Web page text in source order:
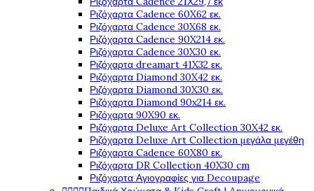
Ριζόχαρτα Cadence 60X62 εκ.
Ριζόχαρτα Cadence 30X68 εκ.
Ριζόχαρτα Cadence 90X214 εκ.
Ριζόχαρτα Cadence 30X30 εκ.
Ριζόχαρτα dreamart 41X32 εκ.
Ριζόχαρτα Diamond 30X42 εκ.
Ριζόχαρτα Diamond 30X30 εκ.
Ριζόχαρτα Diamond 90x214 εκ.
Ριζόχαρτα 90X90 εκ.
Ριζόχαρτα Deluxe Art Collection 30X42 εκ.
Ριζόχαρτα Deluxe Art Collection μεγάλα μεγέθη
Ριζόχαρτα Cadence 60X80 εκ.
Ριζόχαρτα DR Collection 40X30 cm
Ριζόχαρτα Αγιογραφίες για Decoupage